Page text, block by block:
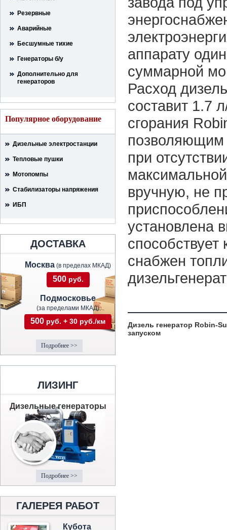
Резервные
Аварийные
Бесшумные тихие
Генераторы б/у
Дополнительно для
генераторов
Популярное оборудование
Дизельные электростанции
Тепловые пушки
Мотопомпы
Стабилизаторы напряжения
ИБП
ДОСТАВКА
Москва (в пределах МКАД)
500 руб.
Подмосковье
(за пределами МКАД)
500 руб. + 30 руб./км
Подробнее >>
ЛИЗИНГ
Дизельные генераторы
Подробнее >>
ГАЛЕРЕЯ РАБОТ
Кубота
аппарату
суммарной
Расход
составит 1.7
сгорания
позволяющим
при
вручную, не
установлена
снабжен
Дизель генератор Robin-
запуском